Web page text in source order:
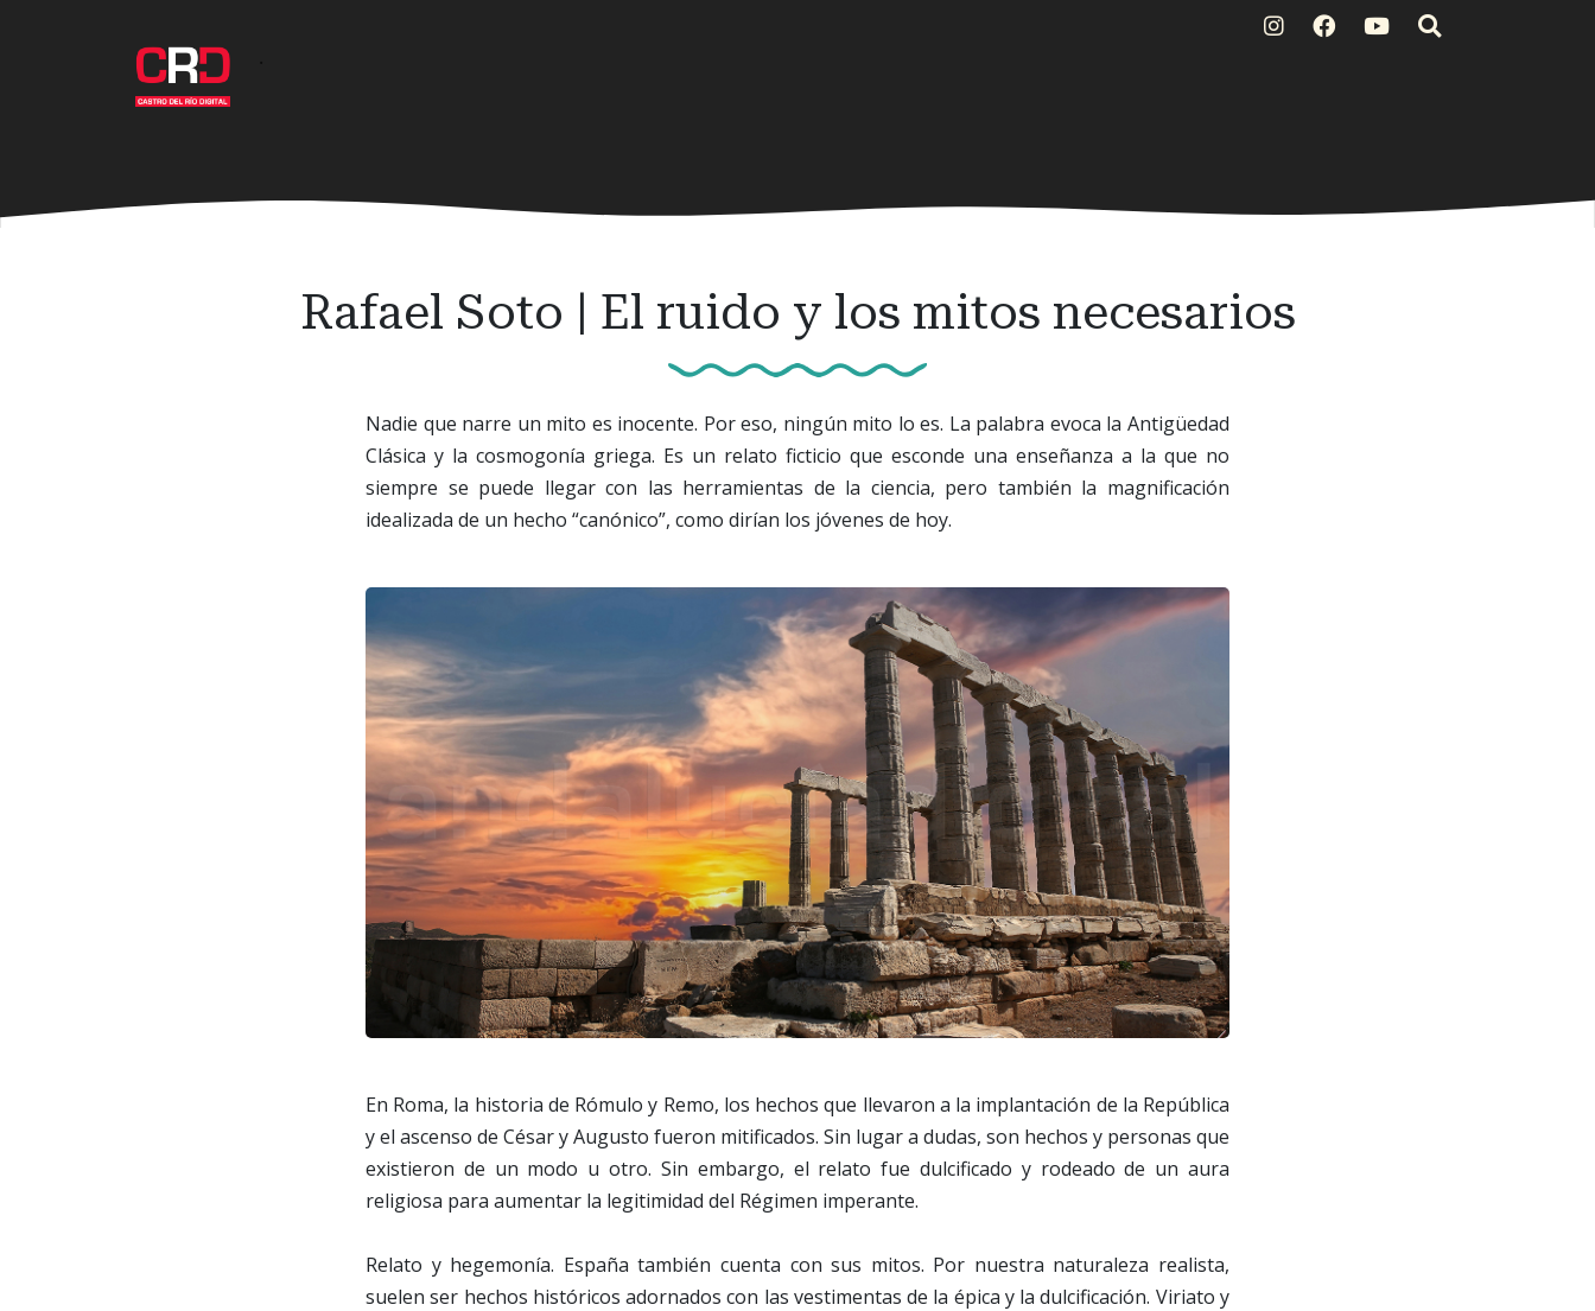
Rafael Soto | El ruido y los mitos necesarios
Nadie que narre un mito es inocente. Por eso, ningún mito lo es. La palabra evoca la Antigüedad
Clásica y la cosmogonía griega. Es un relato ficticio que esconde una enseñanza a la que no
siempre se puede llegar con las herramientas de la ciencia, pero también la magnificación
idealizada de un hecho “canónico”, como dirían los jóvenes de hoy.
En Roma, la historia de Rómulo y Remo, los hechos que llevaron a la implantación de la República
y el ascenso de César y Augusto fueron mitificados. Sin lugar a dudas, son hechos y personas que
existieron de un modo u otro. Sin embargo, el relato fue dulcificado y rodeado de un aura
religiosa para aumentar la legitimidad del Régimen imperante.
Relato y hegemonía. España también cuenta con sus mitos. Por nuestra naturaleza realista,
suelen ser hechos históricos adornados con las vestimentas de la épica y la dulcificación. Viriato y